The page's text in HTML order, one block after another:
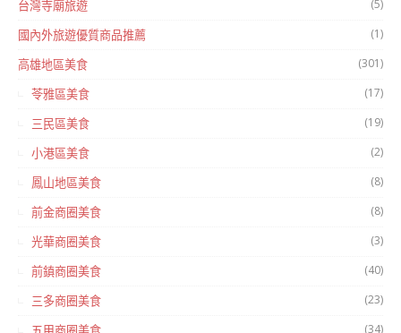
台灣寺廟旅遊 (5)
國內外旅遊優質商品推薦 (1)
高雄地區美食 (301)
苓雅區美食 (17)
三民區美食 (19)
小港區美食 (2)
鳳山地區美食 (8)
前金商圈美食 (8)
光華商圈美食 (3)
前鎮商圈美食 (40)
三多商圈美食 (23)
(34)